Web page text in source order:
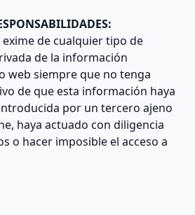
exime de cualquier tipo de
de la información
web siempre que no tenga
de que esta información haya
por un tercero ajeno
haya actuado con diligencia
o hacer imposible el acceso a